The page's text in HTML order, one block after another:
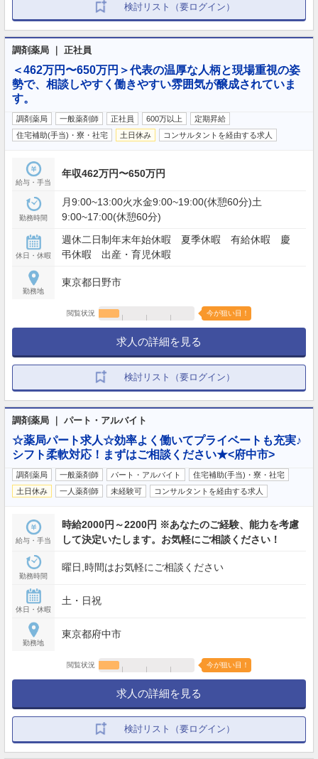
検討リスト（要ログイン）
調剤薬局 ｜ 正社員
＜462万円〜650万円＞代表の温厚な人柄と現場重視の姿
勢で、相談しやすく働きやすい雰囲気が醸成されていま
す。
調剤薬局 一般薬剤師 正社員 600万以上
定期昇給
住宅補助(手当)・寮・社宅
土日休み コンサルタントを経由する求人
給与・手当
年収462万円〜650万円
勤務時間
月9:00~13:00火水金9:00~19:00(休憩60分)土
9:00~17:00(休憩60分)
休日・休暇
週休二日制年末年始休暇 夏季休暇 有給休暇 慶
弔休暇 出産・育児休暇
勤務地
東京都日野市
閲覧状況 今が狙い目！
求人の詳細を見る
検討リスト（要ログイン）
調剤薬局 ｜ パート・アルバイト
☆薬局パート求人☆効率よく働いてプライベートも充実♪
シフト柔軟対応！まずはご相談ください★<府中市>
調剤薬局 一般薬剤師 パート・アルバイト
住宅補助(手当)・寮・社宅
土日休み
一人薬剤師 未経験可 コンサルタントを経由する求人
給与・手当
時給2000円～2200円 ※あなたのご経験、能力を考慮
して決定いたします。お気軽にご相談ください！
勤務時間
曜日,時間はお気軽にご相談ください
休日・休暇
土・日祝
勤務地
東京都府中市
閲覧状況 今が狙い目！
求人の詳細を見る
検討リスト（要ログイン）